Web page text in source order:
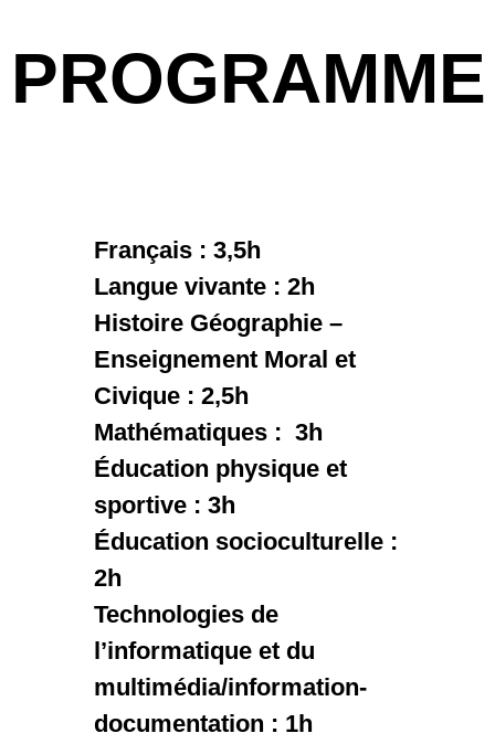
PROGRAMME
Français : 3,5h
Langue vivante : 2h
Histoire Géographie –
Enseignement Moral et
Civique : 2,5h
Mathématiques : 3h
Éducation physique et
sportive : 3h
Éducation socioculturelle :
2h
Technologies de
l’informatique et du
multimédia/information-
documentation : 1h